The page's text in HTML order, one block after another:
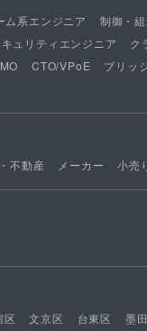
ム系エンジニア 制御・
ュリティエンジニア ク
CTO/VPoE ブリッ
不動産 メーカー 小売
区 文京区 台東区 墨